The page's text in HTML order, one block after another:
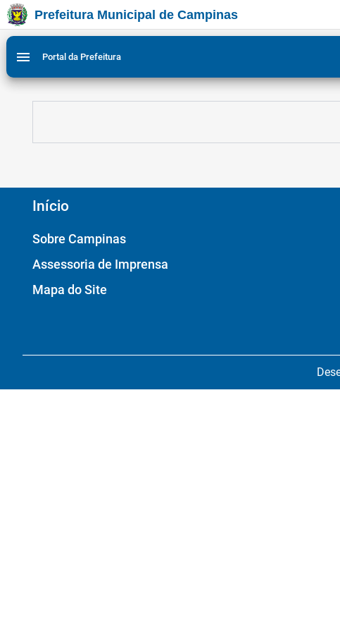
Ir para conteudo 1
Ir para menu do site da Prefeitura de Campinas
Ligar/Desligar contraste visual de tela para acessibilidade
Prefeitura Municipal de Campinas
menu Portal da Prefeitura
Início
Sobre Campinas
Assessoria de Imprensa
Mapa do Site